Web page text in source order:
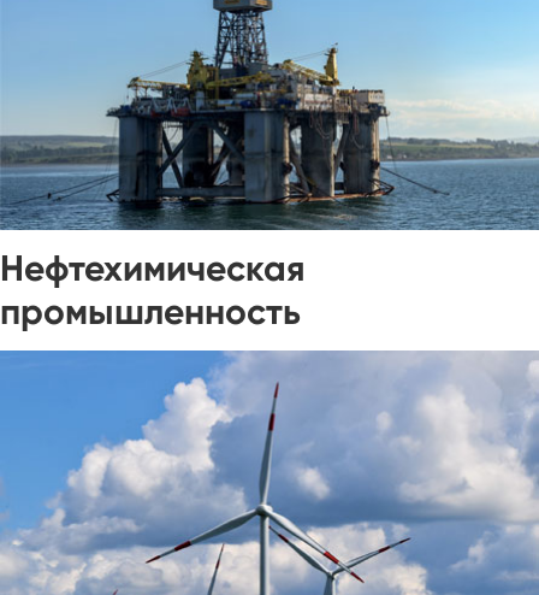
Нефтехимическая
промышленность